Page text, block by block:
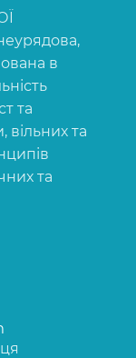
в
та
вільних та
та